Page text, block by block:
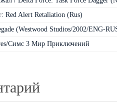
Red Alert Retaliation (Rus)
(Westwood Studios/2002/ENG-
Симс 3 Мир Приключений